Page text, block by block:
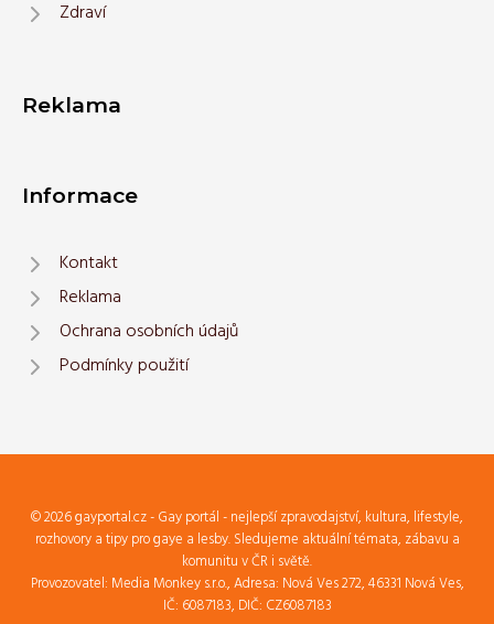
Zdraví
Reklama
Informace
Kontakt
Reklama
Ochrana osobních údajů
Podmínky použití
© 2026 gayportal.cz - Gay portál - nejlepší zpravodajství, kultura, lifestyle,
rozhovory a tipy pro gaye a lesby. Sledujeme aktuální témata, zábavu a
komunitu v ČR i světě.
Provozovatel: Media Monkey s.r.o., Adresa: Nová Ves 272, 46331 Nová Ves,
IČ: 6087183, DIČ: CZ6087183